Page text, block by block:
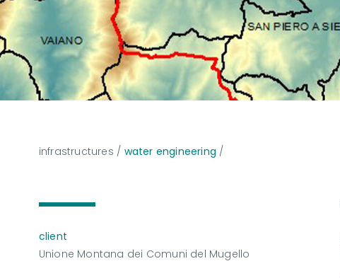
infrastructures / water engineering /
client
Unione Montana dei Comuni del Mugello